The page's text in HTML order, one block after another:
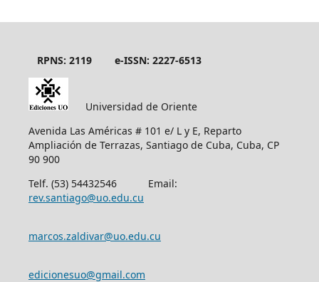
RPNS: 2119 e-ISSN: 2227-6513
Universidad de Oriente
Avenida Las Américas # 101 e/ L y E, Reparto
Ampliación de Terrazas, Santiago de Cuba, Cuba, CP
90 900
Telf. (53) 54432546 Email:
rev.santiago@uo.edu.cu
marcos.zaldivar@uo.edu.cu
edicionesuo@gmail.com